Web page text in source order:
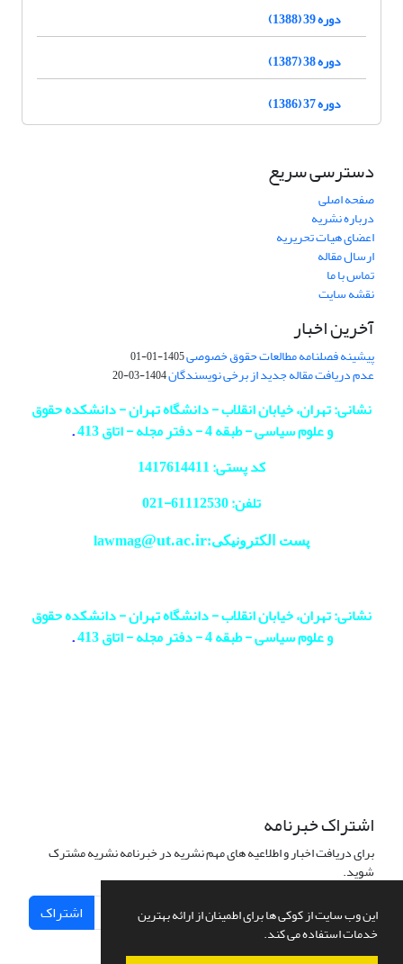
این وب سایت از کوکی ها برای اطمینان از ارائه بهترین
خدمات استفاده می کند.
دوره 39 (1388)
دوره 38 (1387)
دوره 37 (1386)
دسترسی سریع
صفحه اصلی
درباره نشریه
اعضای هیات تحریریه
ارسال مقاله
تماس با ما
نقشه سایت
آخرین اخبار
پیشینه فصلنامه مطالعات حقوق خصوصی1405-01-01
عدم دریافت مقاله جدید از برخی نویسندگان1404-03-20
نشانی: تهران، خیابان انقلاب - دانشگاه تهران - دانشکده حقوق
و علوم سیاسی - طبقه 4 - دفتر مجله - اتاق 413
.
کد پستی: 1417614411
تلفن: 61112530-
021
پست الکترونیکی:lawmag@ut.ac.ir
نشانی: تهران، خیابان انقلاب - دانشگاه تهران - دانشکده حقوق
و علوم سیاسی - طبقه 4 - دفتر مجله - اتاق 413
.
اشتراک خبرنامه
برای دریافت اخبار و اطلاعیه های مهم نشریه در خبرنامه نشریه مشترک
شوید.
اشتراک